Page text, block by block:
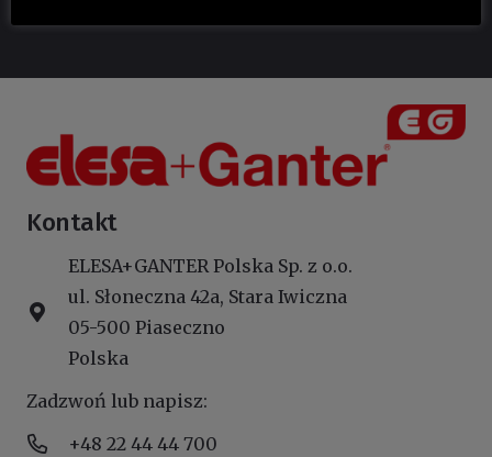
Kontakt
ELESA+GANTER Polska Sp. z o.o.
ul. Słoneczna 42a, Stara Iwiczna
05-500 Piaseczno
Polska
Zadzwoń lub napisz:
+48 22 44 44 700